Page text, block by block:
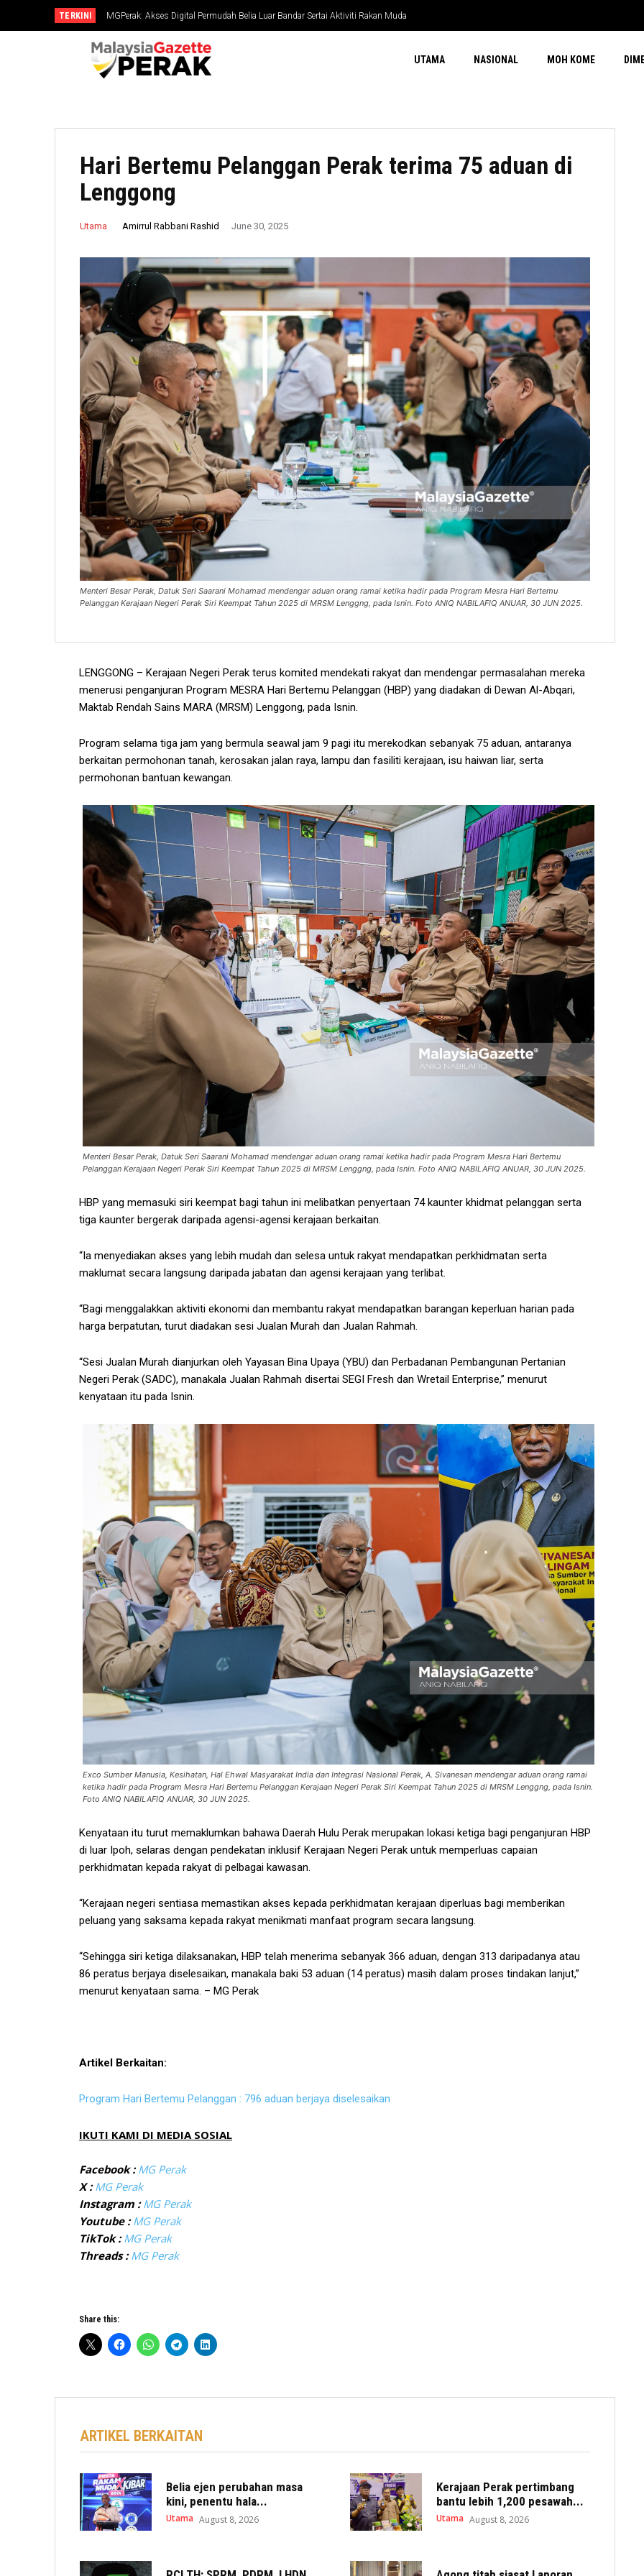
TERKINI MGPerak: Akses Digital Permudah Belia Luar Bandar Sertai Aktiviti Rakan Muda
Belia ejen perubahan masa kini, penentu hala tuju negara
UTAMA NASIONAL MOH KOME
Hari Bertemu Pelanggan Perak terima 75 aduan di
Lenggong
Utama Amirrul Rabbani Rashid June 30, 2025
Menteri Besar Perak, Datuk Seri Saarani Mohamad mendengar aduan orang ramai ketika hadir pada Program Mesra Hari Bertemu
Pelanggan Kerajaan Negeri Perak Siri Keempat Tahun 2025 di MRSM Lenggng, pada Isnin. Foto ANIQ NABILAFIQ ANUAR, 30 JUN 2025.
LENGGONG – Kerajaan Negeri Perak terus komited mendekati rakyat dan mendengar permasalahan mereka
menerusi penganjuran Program MESRA Hari Bertemu Pelanggan (HBP) yang diadakan di Dewan Al-Abqari,
Maktab Rendah Sains MARA (MRSM) Lenggong, pada Isnin.
Program selama tiga jam yang bermula seawal jam 9 pagi itu merekodkan sebanyak 75 aduan, antaranya
berkaitan permohonan tanah, kerosakan jalan raya, lampu dan fasiliti kerajaan, isu haiwan liar, serta
permohonan bantuan kewangan.
Menteri Besar Perak, Datuk Seri Saarani Mohamad mendengar aduan orang ramai ketika hadir pada Program Mesra Hari Bertemu
Pelanggan Kerajaan Negeri Perak Siri Keempat Tahun 2025 di MRSM Lenggng, pada Isnin. Foto ANIQ NABILAFIQ ANUAR, 30 JUN 2025.
HBP yang memasuki siri keempat bagi tahun ini melibatkan penyertaan 74 kaunter khidmat pelanggan serta
tiga kaunter bergerak daripada agensi-agensi kerajaan berkaitan.
“Ia menyediakan akses yang lebih mudah dan selesa untuk rakyat mendapatkan perkhidmatan serta
maklumat secara langsung daripada jabatan dan agensi kerajaan yang terlibat.
“Bagi menggalakkan aktiviti ekonomi dan membantu rakyat mendapatkan barangan keperluan harian pada
harga berpatutan, turut diadakan sesi Jualan Murah dan Jualan Rahmah.
“Sesi Jualan Murah dianjurkan oleh Yayasan Bina Upaya (YBU) dan Perbadanan Pembangunan Pertanian
Negeri Perak (SADC), manakala Jualan Rahmah disertai SEGI Fresh dan Wretail Enterprise,” menurut
kenyataan itu pada Isnin.
Exco Sumber Manusia, Kesihatan, Hal Ehwal Masyarakat India dan Integrasi Nasional Perak, A. Sivanesan mendengar aduan orang ramai
ketika hadir pada Program Mesra Hari Bertemu Pelanggan Kerajaan Negeri Perak Siri Keempat Tahun 2025 di MRSM Lenggng, pada Isnin.
Foto ANIQ NABILAFIQ ANUAR, 30 JUN 2025.
Kenyataan itu turut memaklumkan bahawa Daerah Hulu Perak merupakan lokasi ketiga bagi penganjuran HBP
di luar Ipoh, selaras dengan pendekatan inklusif Kerajaan Negeri Perak untuk memperluas capaian
perkhidmatan kepada rakyat di pelbagai kawasan.
“Kerajaan negeri sentiasa memastikan akses kepada perkhidmatan kerajaan diperluas bagi memberikan
peluang yang saksama kepada rakyat menikmati manfaat program secara langsung.
“Sehingga siri ketiga dilaksanakan, HBP telah menerima sebanyak 366 aduan, dengan 313 daripadanya atau
86 peratus berjaya diselesaikan, manakala baki 53 aduan (14 peratus) masih dalam proses tindakan lanjut,”
menurut kenyataan sama. – MG Perak
Artikel Berkaitan:
Program Hari Bertemu Pelanggan : 796 aduan berjaya diselesaikan
IKUTI KAMI DI MEDIA SOSIAL
Facebook : MG Perak
X : MG Perak
Instagram : MG Perak
Youtube : MG Perak
TikTok : MG Perak
Threads : MG Perak
Share this:
ARTIKEL BERKAITAN
Belia ejen perubahan masa
kini, penentu hala...
Utama August 8, 2026
Kerajaan Perak pertimbang
bantu lebih 1,200 pesawah...
Utama August 8, 2026